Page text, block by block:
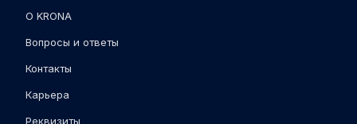
О KRONA
Вопросы и ответы
Контакты
Карьера
Реквизиты